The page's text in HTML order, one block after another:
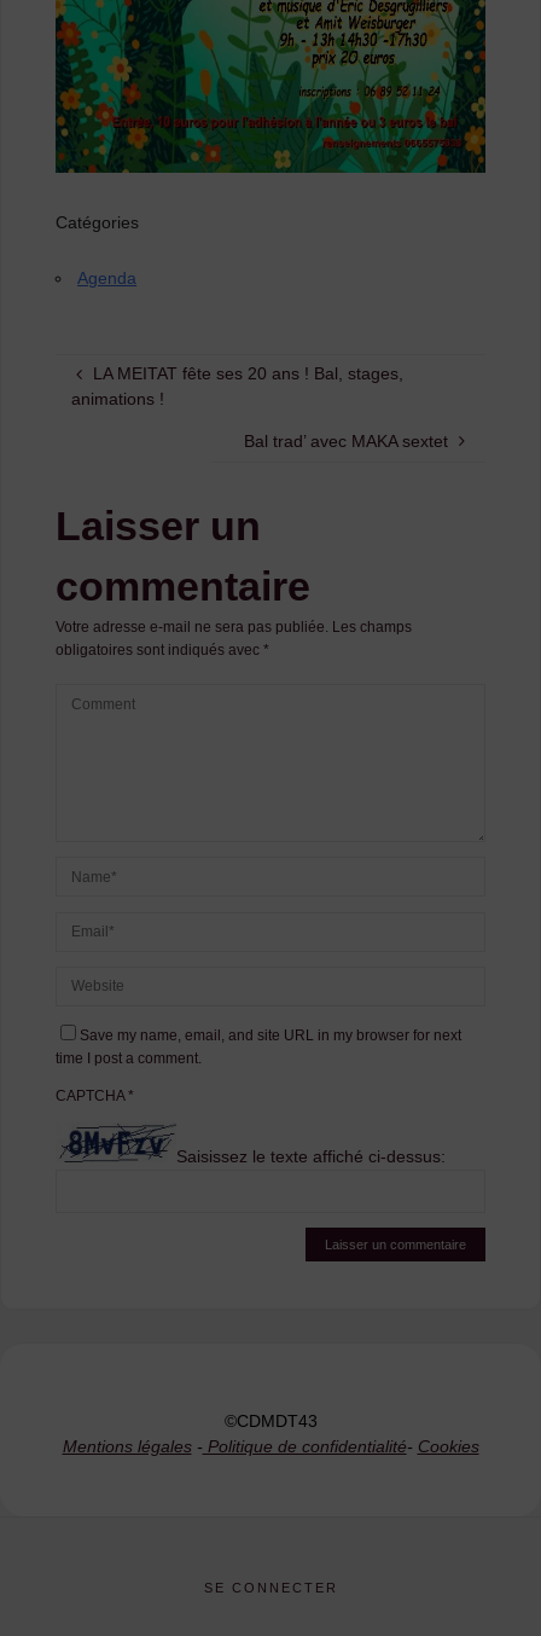
Catégories
Agenda
LA MEITAT fête ses 20 ans ! Bal, stages,
animations !
Bal trad’ avec MAKA sextet
Laisser un
commentaire
Votre adresse e-mail ne sera pas publiée. Les champs
obligatoires sont indiqués avec *
Save my name, email, and site URL in my browser for next
time I post a comment.
CAPTCHA*
Saisissez le texte affiché ci-dessus:
©CDMDT43
Mentions légales- Politique de confidentialité- Cookies
SE CONNECTER